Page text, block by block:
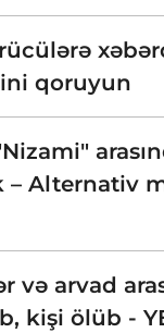
qoruyun
– Alternativ
və arvad
kişi ölüb -